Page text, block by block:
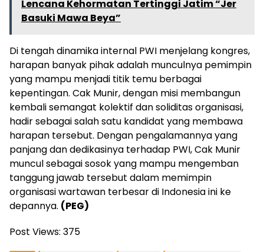
Lencana Kehormatan Tertinggi Jatim “Jer
Basuki Mawa Beya”
Di tengah dinamika internal PWI menjelang kongres,
harapan banyak pihak adalah munculnya pemimpin
yang mampu menjadi titik temu berbagai
kepentingan. Cak Munir, dengan misi membangun
kembali semangat kolektif dan soliditas organisasi,
hadir sebagai salah satu kandidat yang membawa
harapan tersebut. Dengan pengalamannya yang
panjang dan dedikasinya terhadap PWI, Cak Munir
muncul sebagai sosok yang mampu mengemban
tanggung jawab tersebut dalam memimpin
organisasi wartawan terbesar di Indonesia ini ke
depannya. (PEG)
Post Views: 375